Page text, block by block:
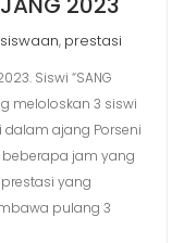
, prestasi
Siswi “SANG
meloloskan 3 siswi
ajang Porseni
beberapa jam yang
yang
pulang 3